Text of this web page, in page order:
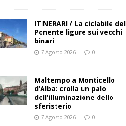
ITINERARI / La ciclabile del
Ponente ligure sui vecchi
binari
7 Agosto 2026 0
Maltempo a Monticello
d’Alba: crolla un palo
dell’illuminazione dello
sferisterio
7 Agosto 2026 0